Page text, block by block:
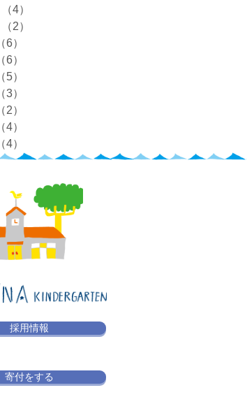
（4）
（2）
（6）
（6）
（5）
（3）
（2）
（4）
（4）
採用情報
寄付をする